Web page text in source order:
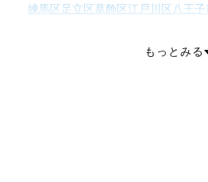
練馬区足立区葛飾区江戸川区 八王子
多摩市 稲城市
もっとみる